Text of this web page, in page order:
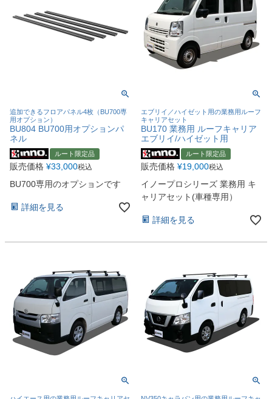
追加できるフロアパネル4枚（BU700専
用オプション）
BU804 BU700用オプションパ
ネル
ルート限定品
販売価格 ¥33,000税込
BU700専用のオプションです
詳細を見る
エブリイ／ハイゼット用の業務用ルーフ
キャリアセット
BU170 業務用 ルーフキャリア
エブリイ/ハイゼット用
ルート限定品
販売価格 ¥19,000税込
イノープロシリーズ 業務用 キ
ャリアセット(車種専用）
詳細を見る